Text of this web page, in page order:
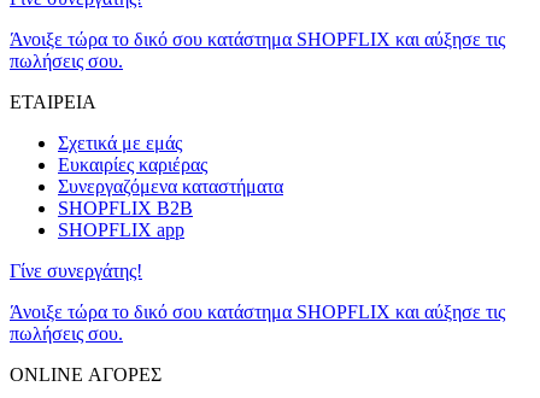
Άνοιξε τώρα το δικό σου κατάστημα SHOPFLIX και αύξησε τις
πωλήσεις σου.
ΕΤΑΙΡΕΙΑ
Σχετικά με εμάς
Ευκαιρίες καριέρας
Συνεργαζόμενα καταστήματα
SHOPFLIX B2B
SHOPFLIX app
Γίνε συνεργάτης!
Άνοιξε τώρα το δικό σου κατάστημα SHOPFLIX και αύξησε τις
πωλήσεις σου.
ONLINE ΑΓΟΡΕΣ